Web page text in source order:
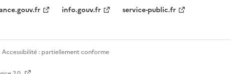
info.gouv.fr service-public.fr
Accessibilité : partiellement conforme